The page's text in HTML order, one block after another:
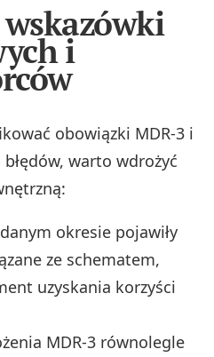
i
obowiązki MDR-3 i
warto wdrożyć
okresie pojawiły
ze schematem,
uzyskania korzyści
MDR-3 równolegle